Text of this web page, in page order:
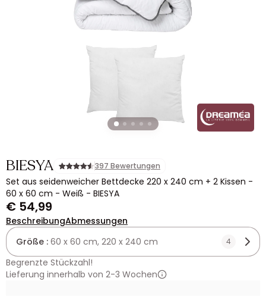
BIESYA 397 Bewertungen
Set aus seidenweicher Bettdecke 220 x 240 cm + 2 Kissen -
60 x 60 cm - Weiß - BIESYA
€ 54,99
BeschreibungAbmessungen
Größe : 60 x 60 cm, 220 x 240 cm 4
Begrenzte Stückzahl!
Lieferung innerhalb von 2-3 Wochen